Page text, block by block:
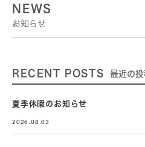
NEWS
お知らせ
RECENT POSTS 最近の投
夏季休暇のお知らせ
2026.08.03